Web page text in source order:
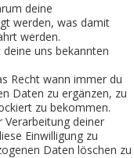
deine
werden, was damit
werden.
uns bekannten
Recht wann immer du
Daten zu ergänzen, zu
zu bekommen.
Verarbeitung deiner
Einwilligung zu
Daten löschen zu